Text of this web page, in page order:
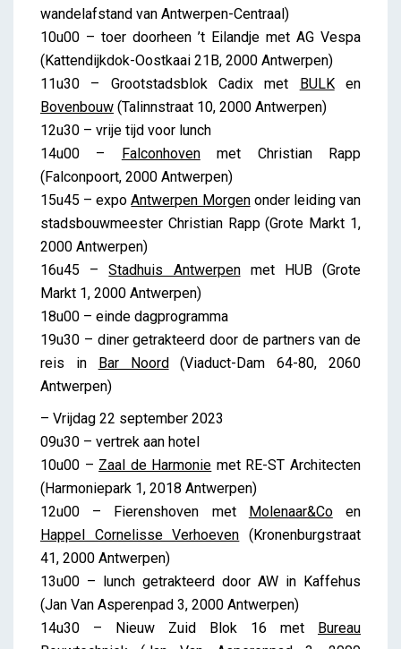
wandelafstand van Antwerpen-Centraal)
10u00 – toer doorheen ’t Eilandje met AG Vespa
(Kattendijkdok-Oostkaai 21B, 2000 Antwerpen)
11u30 – Grootstadsblok Cadix met BULKen
Bovenbouw (Talinnstraat 10, 2000 Antwerpen)
12u30 – vrije tijd voor lunch
14u00 – Falconhovenmet Christian Rapp
(Falconpoort, 2000 Antwerpen)
15u45 – expoAntwerpen Morgenonder leiding van
stadsbouwmeester Christian Rapp (Grote Markt 1,
2000 Antwerpen)
16u45 –Stadhuis Antwerpenmet HUB (Grote
Markt 1, 2000 Antwerpen)
18u00 – einde dagprogramma
19u30 – diner getrakteerd door de partners van de
reis in Bar Noord(Viaduct-Dam 64-80, 2060
Antwerpen)
– Vrijdag 22 september 2023
09u30 – vertrek aan hotel
10u00 – Zaal de Harmonie met RE-ST Architecten
(Harmoniepark 1, 2018 Antwerpen)
12u00 – Fierenshoven met Molenaar&Coen
Happel Cornelisse Verhoeven (Kronenburgstraat
41, 2000 Antwerpen)
13u00 – lunch getrakteerd door AW in Kaffehus
(Jan Van Asperenpad 3, 2000 Antwerpen)
14u30 – Nieuw Zuid Blok 16 met Bureau